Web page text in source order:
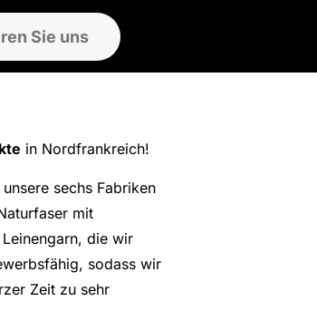
Sie uns
in Nordfrankreich!
unsere sechs Fabriken
mit
die wir
sodass wir
Zeit zu sehr